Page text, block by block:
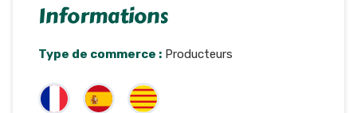
Informations
Type de commerce : Producteurs